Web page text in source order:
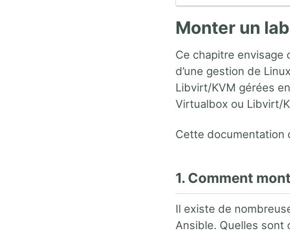
Monter un
Ce chapitre envisage
d’une gestion de
Libvirt/KVM gérées
Virtualbox ou Libvirt/
Cette documentation
1. Comment
Il existe de
Ansible. Quelles sont